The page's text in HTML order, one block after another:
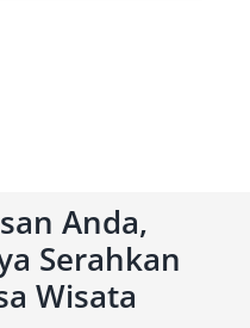
Avanza terbaik
maupun ke luar
Avanza murah
Anda,
Serahkan
Wisata